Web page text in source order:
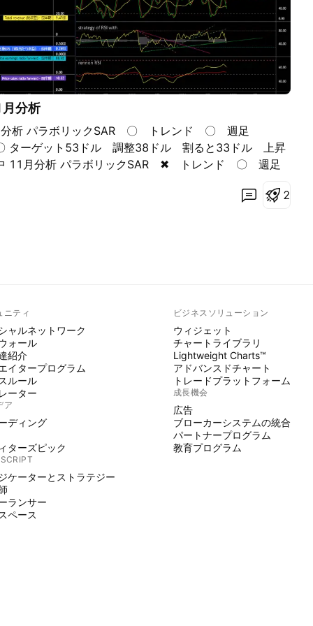
分析
析 パラボリックSAR 〇 トレンド 〇 週足
ーゲット53ドル 調整38ドル 割ると33ドル 上昇
11月分析 パラボリックSAR ✖ トレンド 〇 週足
カップを作っての高値越えチャレンジ失敗 ハンド 2
ニティ
ャルネットワーク
ォール
紹介
イタープログラム
ルール
ーター
ア
ディング
ターズピック
ケーターとストラテジー
ランサー
ペース
ビジネスソリューション
ウィジェット
チャートライブラリ
Lightweight Charts™
アドバンスドチャート
トレードプラットフォーム
成長機会
広告
ブローカーシステムの統合
パートナープログラム
教育プログラム